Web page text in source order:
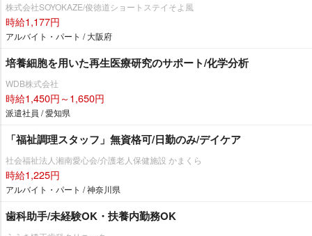
株式会社SOYOKAZE/俊徳道ショートステイそよ風
時給1,177円
アルバイト・パート / 大阪府
培養細胞を用いた再生医療研究のサポート/化学分析
WDB株式会社
時給1,450円～1,650円
派遣社員 / 愛知県
「福祉調理スタッフ」無資格可/日勤のみ/デイケア
社会福祉法人湘南愛心会/介護老人保健施設 かまくら
時給1,225円
アルバイト・パート / 神奈川県
歯科助手/未経験OK・扶養内勤務OK